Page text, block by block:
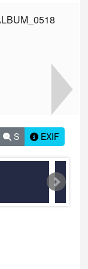
S EXIF